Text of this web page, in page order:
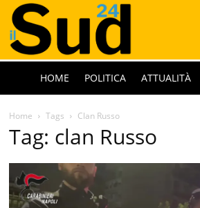
HOME POLITICA ATTUALITÀ
Home Tags Clan Russo
Tag: clan Russo